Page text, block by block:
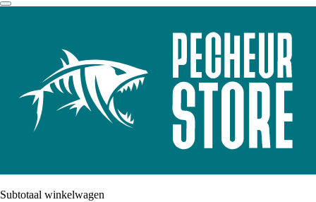
Subtotaal winkelwagen